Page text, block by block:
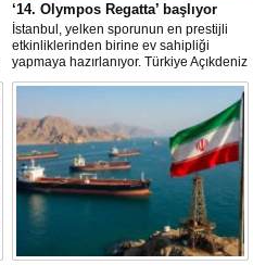
‘14. Olympos Regatta’ başlıyor
İstanbul, yelken sporunun en prestijli
etkinliklerinden birine ev sahipliği
yapmaya hazırlanıyor. Türkiye Açıkdeniz
Yarış Kulübü (TAYK), Türkiye Yelken
birliğiyle hayata geçirilecek olan 14.
TAYK - Eker Olympos Regatta, 7
Ağustos'ta start alacak ve 16 Ağustos'a
kadar deniz tutkunlarını bir araya
getirecek. "Rüzgâ